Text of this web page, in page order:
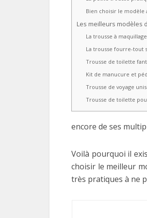
Bien choisir le modèle
Les meilleurs modèles
La trousse à
La trousse fourre-tout
Trousse de toilette
Kit de manucure et
Trousse de voyage
Trousse de toilette
encore de ses
Voilà pourquoi il
choisir le meilleur
très pratiques à ne